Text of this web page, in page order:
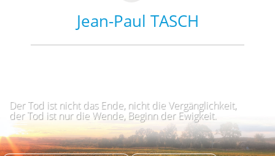
Jean-Paul TASCH
Der Tod ist nicht das Ende, nicht die Vergänglichkeit,
der Tod ist nur die Wende, Beginn der Ewigkeit.